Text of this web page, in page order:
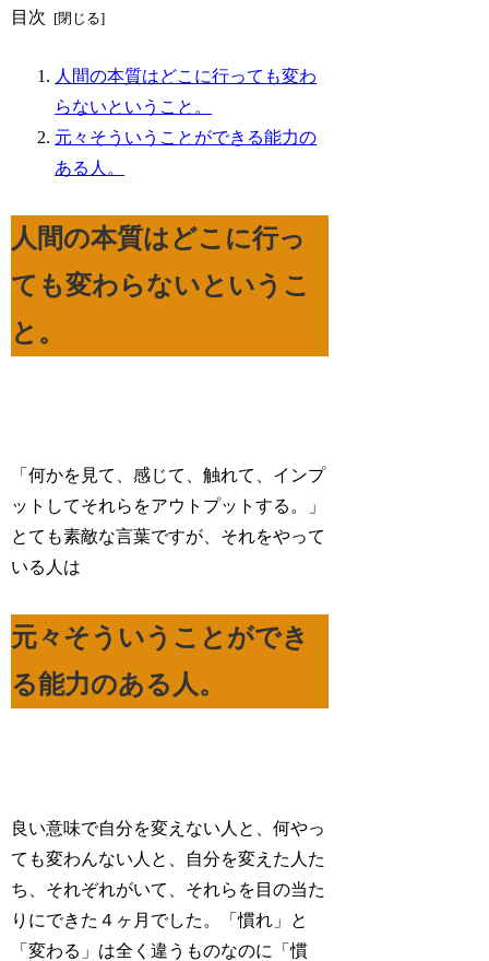
目次
人間の本質はどこに行っても変わ
らないということ。
元々そういうことができる能力の
ある人。
人間の本質はどこに行っ
ても変わらないというこ
と。
「何かを見て、感じて、触れて、インプ
ットしてそれらをアウトプットする。」
とても素敵な言葉ですが、それをやって
いる人は
元々そういうことができ
る能力のある人。
良い意味で自分を変えない人と、何やっ
ても変わんない人と、自分を変えた人た
ち、それぞれがいて、それらを目の当た
りにできた４ヶ月でした。「慣れ」と
「変わる」は全く違うものなのに「慣